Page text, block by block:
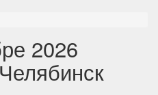
2026